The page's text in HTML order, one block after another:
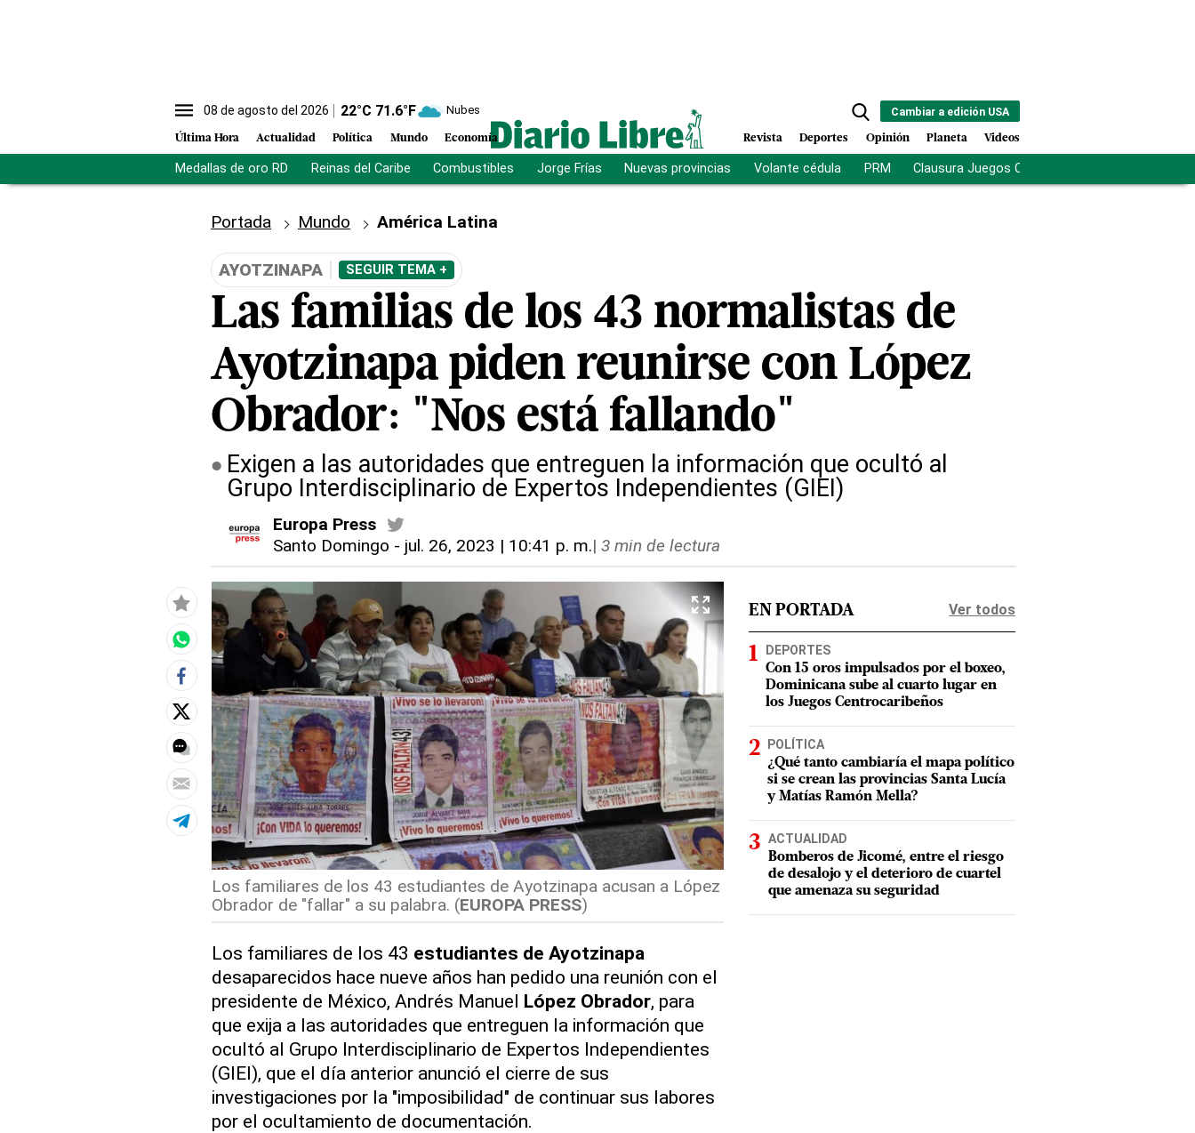
08 de agosto del 2026 22°C 71.6°F Nubes
Última Hora Actualidad Política Mundo Economía
Cambiar a edición USA
Revista Deportes Opinión Planeta Videos
Medallas de oro RD Reinas del Caribe Combustibles Jorge Frías Nuevas provincias Volante cédula PRM Clausura Juegos Centroamericanos
Portada Mundo América Latina
AYOTZINAPA SEGUIR TEMA +
Las familias de los 43 normalistas de
Ayotzinapa piden reunirse con López
Obrador: "Nos está fallando"
Exigen a las autoridades que entreguen la información que ocultó al
Grupo Interdisciplinario de Expertos Independientes (GIEI)
Europa Press
Santo Domingo - jul. 26, 2023 | 10:41 p. m.| 3 min de lectura
Los familiares de los 43 estudiantes de Ayotzinapa acusan a López
Obrador de "fallar" a su palabra. (EUROPA PRESS)
Los familiares de los 43 estudiantes de Ayotzinapa
desaparecidos hace nueve años han pedido una reunión con el
presidente de México, Andrés Manuel López Obrador, para
que exija a las autoridades que entreguen la información que
ocultó al Grupo Interdisciplinario de Expertos Independientes
(GIEI), que el día anterior anunció el cierre de sus
investigaciones por la "imposibilidad" de continuar sus labores
por el ocultamiento de documentación.
EN PORTADA Ver todos
DEPORTES
Con 15 oros impulsados por el boxeo,
Dominicana sube al cuarto lugar en
los Juegos Centrocaribeños
POLÍTICA
¿Qué tanto cambiaría el mapa político
si se crean las provincias Santa Lucía
y Matías Ramón Mella?
ACTUALIDAD
Bomberos de Jicomé, entre el riesgo
de desalojo y el deterioro de cuartel
que amenaza su seguridad